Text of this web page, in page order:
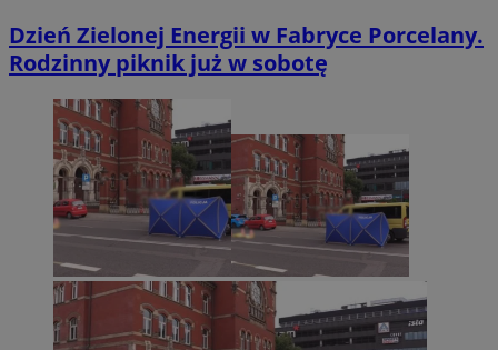
Dzień Zielonej Energii w Fabryce Porcelany.
Rodzinny piknik już w sobotę